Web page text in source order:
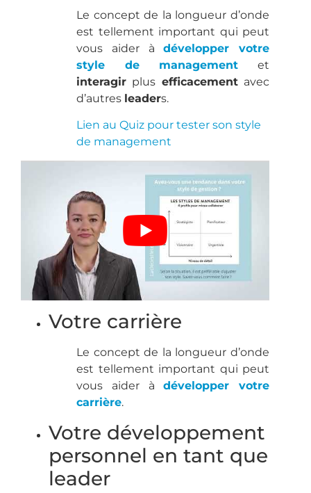
Le concept de la longueur d’onde
est tellement important qui peut
vous aider àdévelopper votre
style de management et
interagir plus efficacementavec
d’autres leaders.
Lien au Quiz pour tester son style
de management
Votre carrière
Le concept de la longueur d’onde
est tellement important qui peut
vous aider àdévelopper votre
carrière.
Votre développement
personnel en tant que
leader